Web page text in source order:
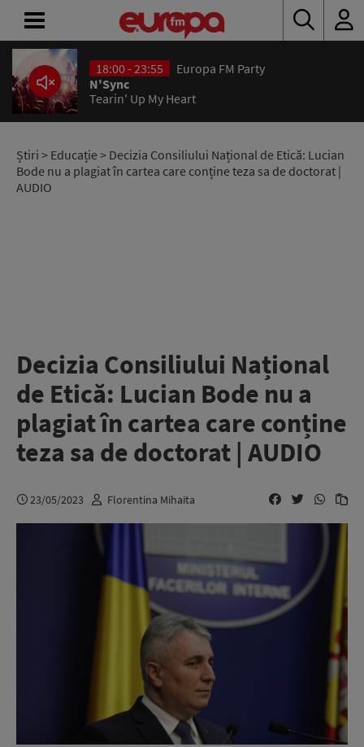
18:00 - 23:55
Europa FM Party
N'Sync
Tearin' Up My Heart
Știri > Educație> Decizia Consiliului Național de Etică: Lucian
Bode nu a plagiat în cartea care conține teza sa de doctorat |
AUDIO
Decizia Consiliului Național
de Etică: Lucian Bode nu a
plagiat în cartea care conține
teza sa de doctorat | AUDIO
23/05/2023 Florentina Mihaita
ACASĂ
ȘTIRI
RADIO
CONCURSURI